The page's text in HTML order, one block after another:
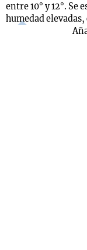
entre 10° y 12°. Se
humedad